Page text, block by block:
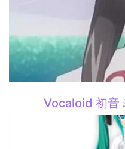
Vocaloid 初音